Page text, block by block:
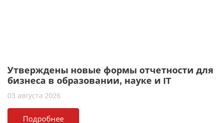
Утверждены новые формы отчетности для
бизнеса в образовании, науке и IT
03 августа 2026
Подробнее